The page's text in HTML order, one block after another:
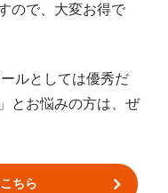
ので、大変お得で
ルとしては優秀だ
とお悩みの方は、ぜ
ちら